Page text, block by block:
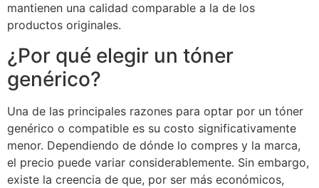
mantienen una calidad comparable a la de los
productos originales.
¿Por qué elegir un tóner
genérico?
Una de las principales razones para optar por un tóner
genérico o compatible es su costo significativamente
menor. Dependiendo de dónde lo compres y la marca,
el precio puede variar considerablemente. Sin embargo,
existe la creencia de que, por ser más económicos,